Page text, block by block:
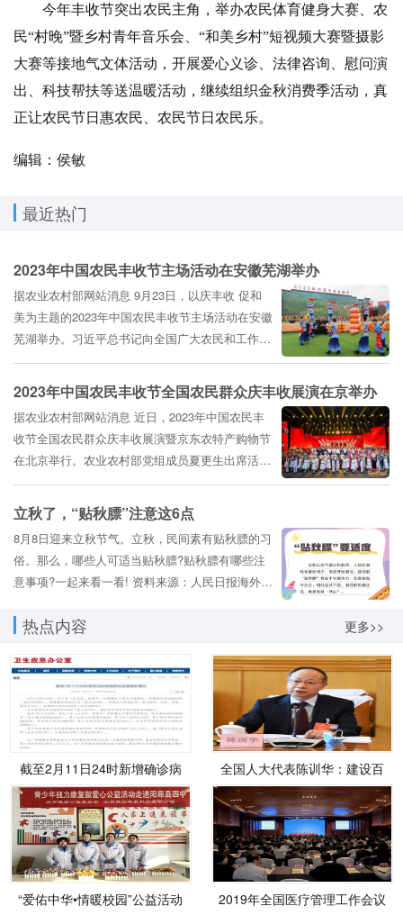
今年丰收节突出农民主角，举办农民体育健身大赛、农
民“村晚”暨乡村青年音乐会、“和美乡村”短视频大赛暨摄影
大赛等接地气文体活动，开展爱心义诊、法律咨询、慰问演
出、科技帮扶等送温暖活动，继续组织金秋消费季活动，真
正让农民节日惠农民、农民节日农民乐。
编辑：侯敏
最近热门
2023年中国农民丰收节主场活动在安徽芜湖举办
据农业农村部网站消息 9月23日，以庆丰收 促和
美为主题的2023年中国农民丰收节主场活动在安徽
芜湖举办。习近平总书记向全国广大农民和工作在
三农战线上的同志们致以节日祝贺和诚挚问候。大
家一致认为，在第六个中国农民丰收节到来之际，
总书记再次专致问候，充分体现了对三农工作和粮
食安全的...
2023年中国农民丰收节全国农民群众庆丰收展演在京举办
据农业农村部网站消息 近日，2023年中国农民丰
收节全国农民群众庆丰收展演暨京东农特产购物节
在北京举行。农业农村部党组成员夏更生出席活动
并致辞。 夏更生指出，希望广大农民朋友在全面
推进乡村振兴、加快建设农业强国的火热实践中进
一步坚定文化自信，发挥主体作用，传承弘扬优秀
传统农耕...
立秋了，“贴秋膘”注意这6点
8月8日迎来立秋节气。立秋，民间素有贴秋膘的习
俗。那么，哪些人可适当贴秋膘?贴秋膘有哪些注
意事项?一起来看一看! 资料来源：人民日报海外版
热点内容 更多>>
截至2月11日24时新增确诊病
例2015例 累计治
全国人大代表陈训华：建设百
姓富和生态
“爱佑中华•情暖校园”公益活动
2019年全国医疗管理工作会议